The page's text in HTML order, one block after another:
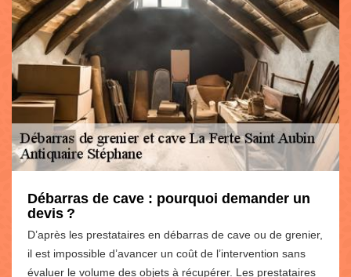
Débarras de cave : pourquoi demander un
devis ?
D’après les prestataires en débarras de cave ou de grenier,
il est impossible d’avancer un coût de l’intervention sans
évaluer le volume des objets à récupérer. Les prestataires